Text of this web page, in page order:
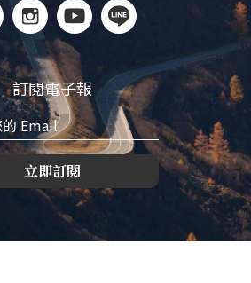
訂閱電子報
立即訂閱